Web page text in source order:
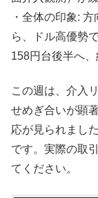
・全体の印象:
ら、ドル高優勢
158円台後半へ、
この週は、介入
せめぎ合いが顕
応が見られまし
です。実際の取
てください。